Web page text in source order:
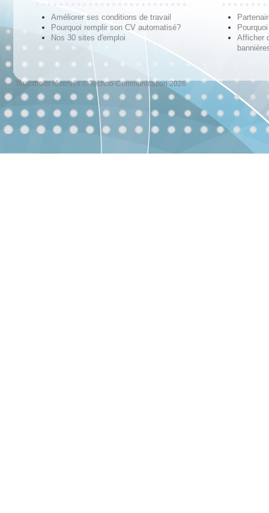
Améliorer ses conditions de travail
Pourquoi remplir son CV automatisé?
Nos 30 sites d'emploi
Afficher
Tous droits réservés © Techno-Communication 2026